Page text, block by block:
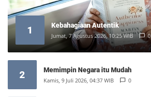
1 Kebahagiaan Autentik
Jumat, 7 Agustus 2026, 10:25 WIB 0
2 Memimpin Negara itu Mudah
Kamis, 9 Juli 2026, 04:37 WIB 0